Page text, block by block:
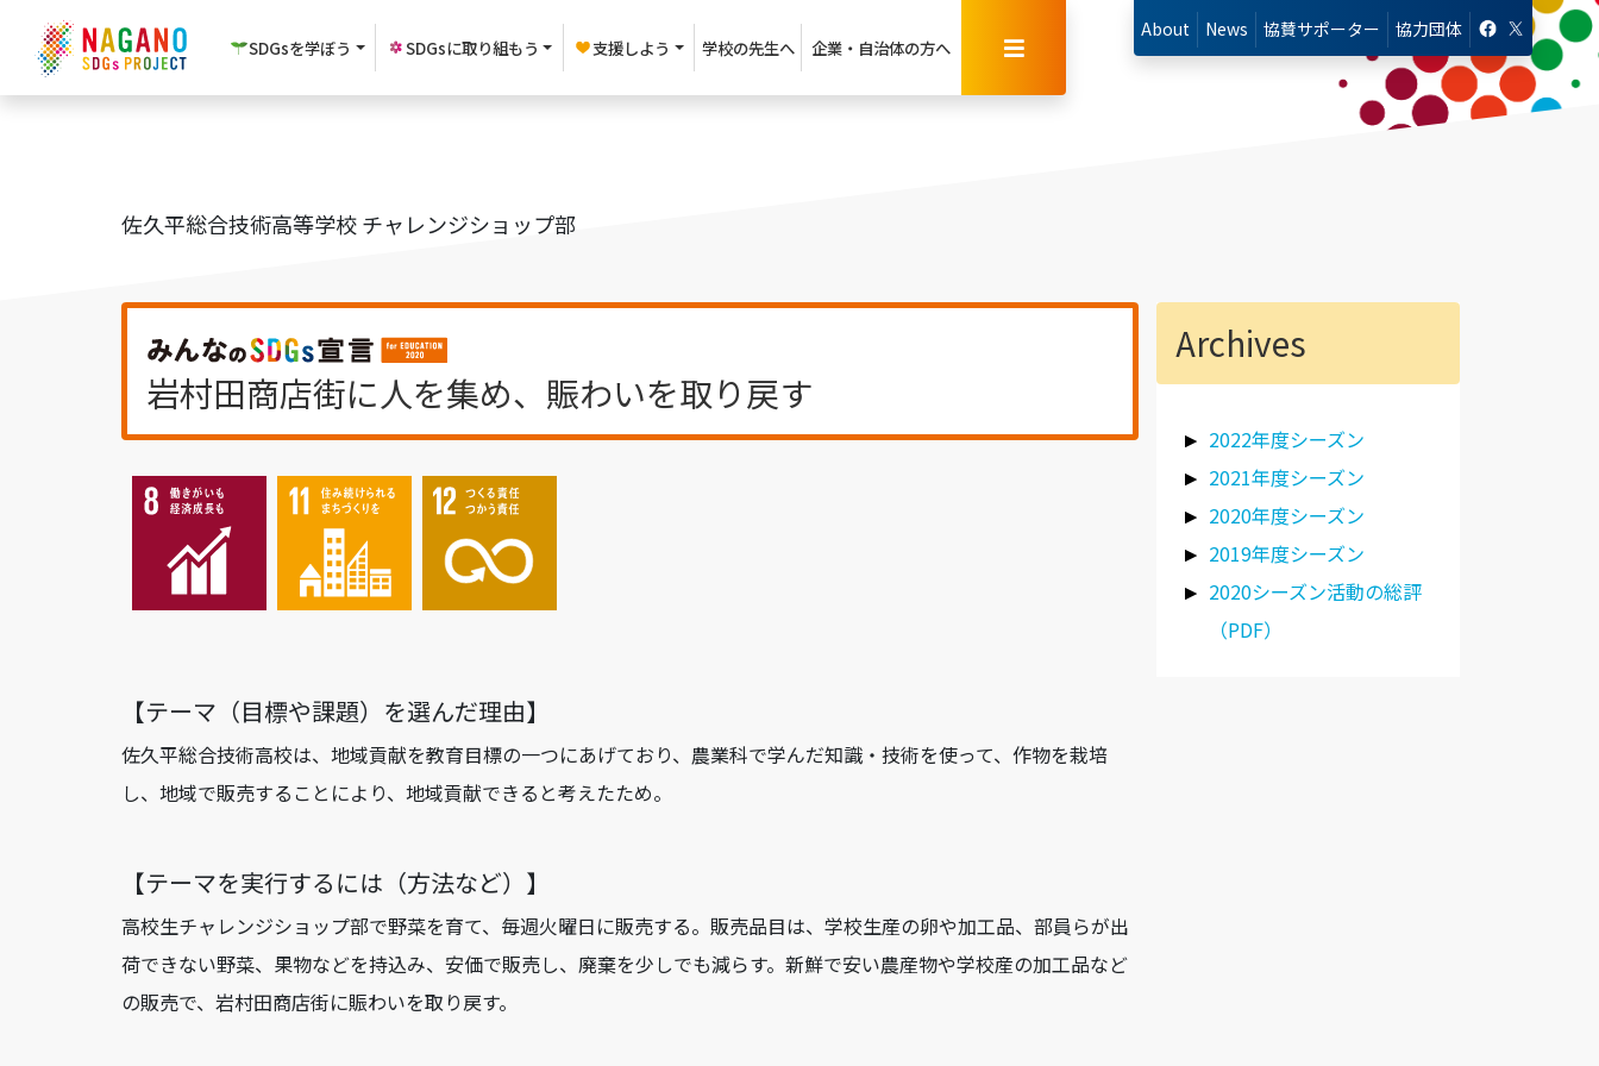
SDGsを学ぼう SDGsに取り組もう 支援しよう 学校の先生へ 企業・ 自治体の方へ
About News 協賛サポーター 協力団体
佐久平総合技術高等学校 チャレンジショップ部
岩村田商店街に人を集め、賑わいを取り戻す
【テーマ（⽬標や課題）を選んだ理由】
佐久平総合技術高校は、地域貢献を教育目標の一つにあげており、農業科で学んだ知識・技術を使って、作物を栽培
し、地域で販売することにより、地域貢献できると考えたため。
【テーマを実⾏するには（⽅法など）】
高校生チャレンジショップ部で野菜を育て、毎週火曜日に販売する。販売品目は、学校生産の卵や加工品、部員らが出
荷できない野菜、果物などを持込み、安価で販売し、廃棄を少しでも減らす。新鮮で安い農産物や学校産の加工品など
の販売で、岩村田商店街に賑わいを取り戻す。
Archives
2022年度シーズン
2021年度シーズン
2020年度シーズン
2019年度シーズン
2020シーズン活動の総評
（PDF）